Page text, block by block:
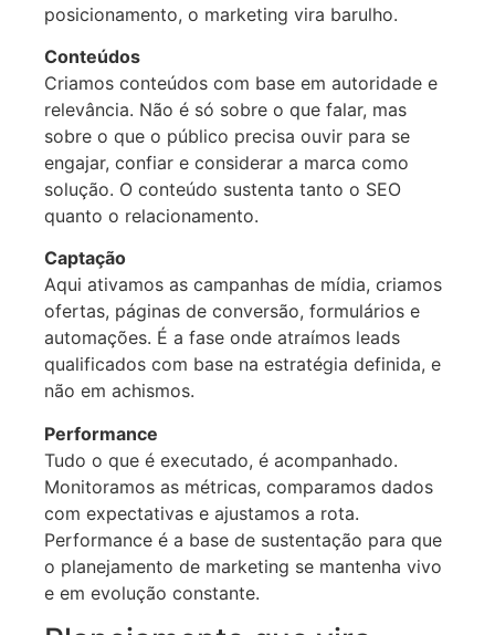
posicionamento, o marketing vira barulho.
Conteúdos
Criamos conteúdos com base em autoridade e
relevância. Não é só sobre o que falar, mas
sobre o que o público precisa ouvir para se
engajar, confiar e considerar a marca como
solução. O conteúdo sustenta tanto o SEO
quanto o relacionamento.
Captação
Aqui ativamos as campanhas de mídia, criamos
ofertas, páginas de conversão, formulários e
automações. É a fase onde atraímos leads
qualificados com base na estratégia definida, e
não em achismos.
Performance
Tudo o que é executado, é acompanhado.
Monitoramos as métricas, comparamos dados
com expectativas e ajustamos a rota.
Performance é a base de sustentação para que
o planejamento de marketing se mantenha vivo
e em evolução constante.